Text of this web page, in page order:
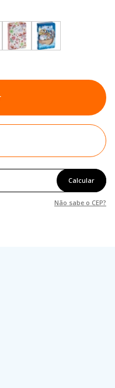
Calcular
Não sabe o CEP?